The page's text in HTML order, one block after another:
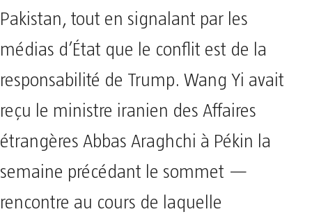
Pakistan, tout en signalant par les
médias d’État que le conflit est de la
responsabilité de Trump. Wang Yi avait
reçu le ministre iranien des Affaires
étrangères Abbas Araghchi à Pékin la
semaine précédant le sommet —
rencontre au cours de laquelle